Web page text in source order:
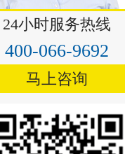
24小时服务热线
400-066-9692
马上咨询
成县祁连山烟气脱硝技术